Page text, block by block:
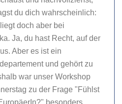
du dich wahrscheinlich:
doch aber bei
Ja, du hast Recht, auf der
Aber es ist ein
und gehört zu
war unser Workshop
zu der Frage "Fühlst
besonders